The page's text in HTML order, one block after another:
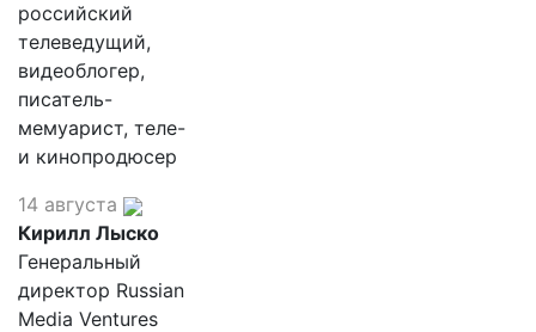
российский
телеведущий,
видеоблогер,
писатель-
мемуарист, теле-
и кинопродюсер
14 августа
Кирилл Лыско
Генеральный
директор Russian
Media Ventures